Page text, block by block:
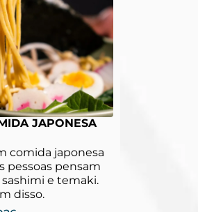
JAPONESA
comida japonesa
pessoas pensam
e temaki.
disso.